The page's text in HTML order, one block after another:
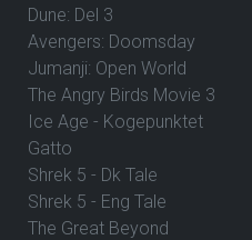
Dune: Del 3
Avengers: Doomsday
Jumanji: Open World
The Angry Birds Movie 3
Ice Age - Kogepunktet
Gatto
Shrek 5 - Dk Tale
Shrek 5 - Eng Tale
The Great Beyond